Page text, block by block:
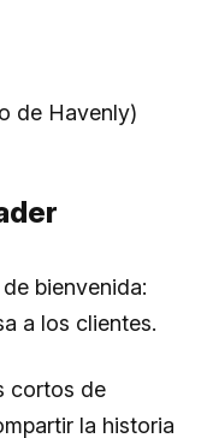
de Havenly)
bienvenida:
a los clientes.
cortos de
la historia